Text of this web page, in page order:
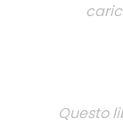
Questo